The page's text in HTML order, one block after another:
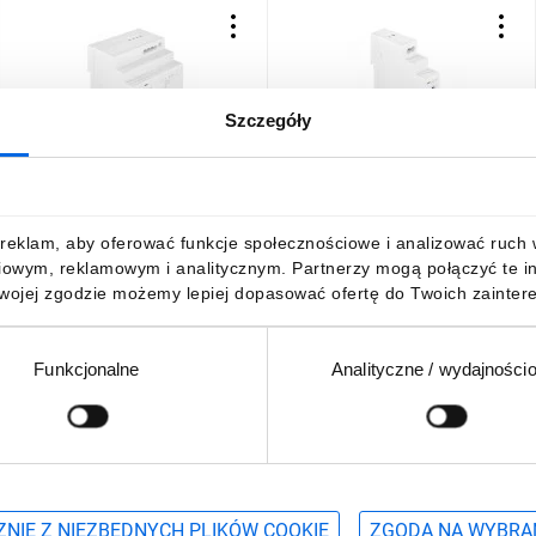
Szczegóły
aby oferować funkcje społecznościowe i analizować
reklamowym i analitycznym. Partnerzy mogą połączyć
zgodzie możemy lepiej dopasować ofertę do Twoich
Funkcjonalne Analityczne /
Z NIEZBĘDNYCH PLIKÓW COOKIE ZGODA NA
100/24 EXT10000286
163,00 zł brutto
DO KOSZYKA
15/12 EXT10000279
70,43 złbrutto
DO KOSZYKA
promocjach i wyprzedażach